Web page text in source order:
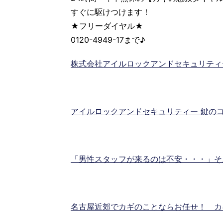
すぐに駆けつけます！
★フリーダイヤル★
0120-4949-17まで♪
株式会社アイルロックアンドセキュリテ
アイルロックアンドセキュリティー 鍵の
「男性スタッフが来るのは不安・・・」
名古屋近郊でカギのことならお任せ！